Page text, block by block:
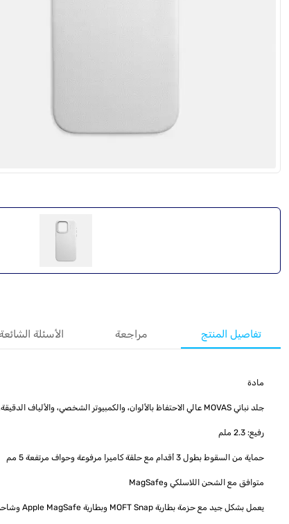
تفاصيل المنتج مراجعة الأسئلة الشائعة
مادة
جلد نباتي MOVAS عالي الاحتفاظ بالألوان، والكمبيوتر الشخصي، والألياف الدقيقة، والمغناطيس
رفيع: 2.3 ملم
حماية من السقوط بطول 3 أقدام مع حلقة كاميرا مرفوعة وحواف مرتفعة 5 مم
متوافق مع الشحن اللاسلكي وMagSafe
يعمل بشكل جيد مع حزمة بطارية MOFT Snap وبطارية Apple MagSafe وشاحن Apple MagSafe.